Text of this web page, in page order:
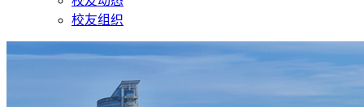
校友组织